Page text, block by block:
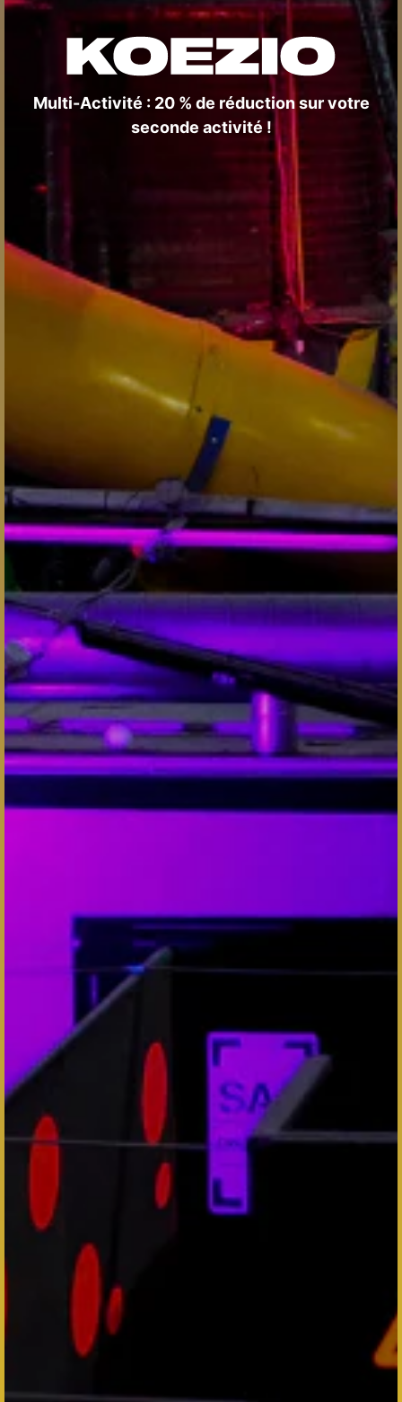
Multi-Activité : 20 % de réduction sur votre
seconde activité !